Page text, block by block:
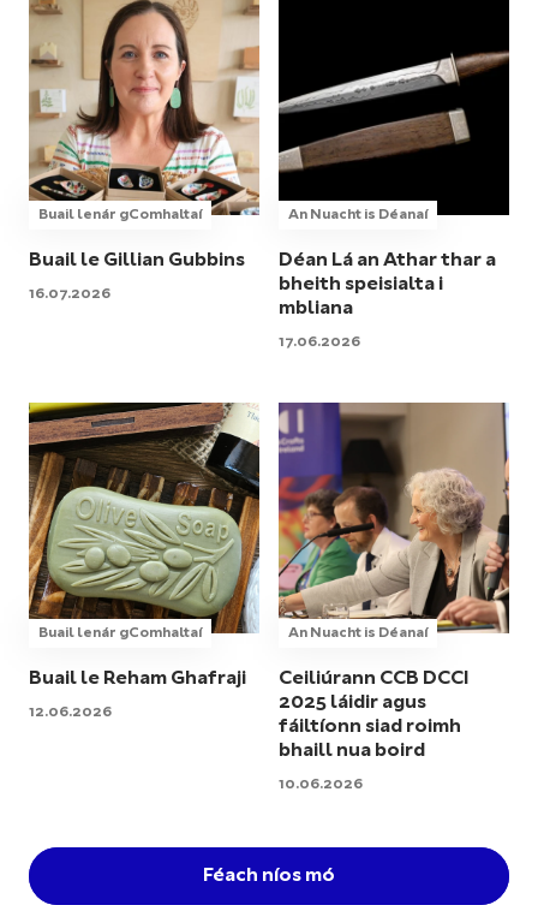
Buail lenár gComhaltaí
Buail le Gillian Gubbins
16.07.2026
An Nuacht is Déanaí
Déan Lá an Athar thar a
bheith speisialta i
mbliana
17.06.2026
Buail lenár gComhaltaí
Buail le Reham Ghafraji
12.06.2026
An Nuacht is Déanaí
Ceiliúrann CCB DCCI
2025 láidir agus
fáiltíonn siad roimh
bhaill nua boird
10.06.2026
Féach níos mó